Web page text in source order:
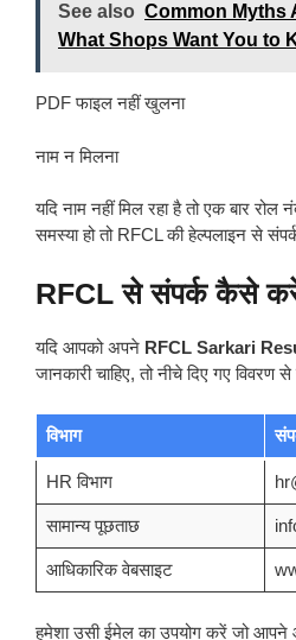
See also Common Myths
What Shops Want You to
PDF फाइल नहीं खुलना
नाम न मिलना
यदि नाम नहीं मिल रहा है तो एक बार
समस्या हो तो RFCL की हेल्पलाइन से
RFCL से संपर्क कैसे
यदि आपको अपने RFCL Sarkari
जानकारी चाहिए, तो नीचे दिए गए विवरण
विभाग
HR विभाग
सामान्य पूछताछ
आधिकारिक वेबसाइट
हमेशा उसी ईमेल का उपयोग करें जो आपने